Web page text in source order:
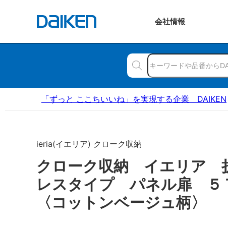
会社情報
「ずっと ここちいいね」を実現する企業 DAIKEN
ieria(イエリア) クローク収納
クローク収納 イエリア
レスタイプ パネル扉 ５
〈コットンベージュ柄〉